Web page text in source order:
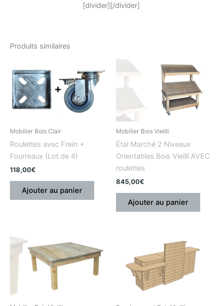
[divider][/divider]
Produits similaires
Mobilier Bois Clair
Roulettes avec Frein +
Fourreaux (Lot de 4)
118,00€
Ajouter au panier
Mobilier Bois Vieilli
Étal Marché 2 Niveaux
Orientables Bois Vieilli AVEC
roulettes
845,00€
Ajouter au panier